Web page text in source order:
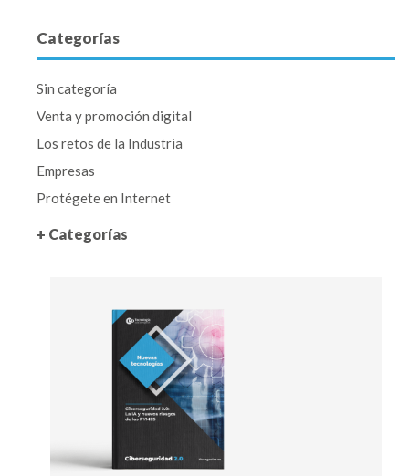
Categorías
Sin categoría
Venta y promoción digital
Los retos de la Industria
Empresas
Protégete en Internet
+ Categorías